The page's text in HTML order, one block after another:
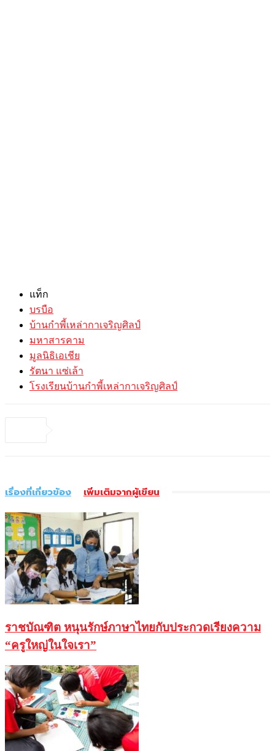
แท็ก
บรบือ
บ้านกำพี้เหล่ากาเจริญศิลป์
มหาสารคาม
มูลนิธิเอเชีย
รัตนา แซ่เล้า
โรงเรียนบ้านกำพี้เหล่ากาเจริญศิลป์
เรื่องที่เกี่ยวข้อง เพิ่มเติมจากผู้เขียน
ราชบัณฑิต หนุนรักษ์ภาษาไทยกับประกวดเรียงความ
“ครูใหญ่ในใจเรา”